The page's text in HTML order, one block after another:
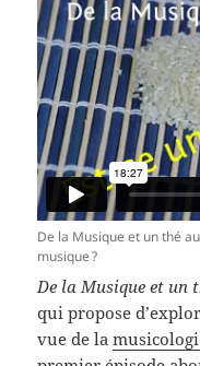
De la Musique et un thé
musique ?
De la Musique et un
qui propose
vue de la